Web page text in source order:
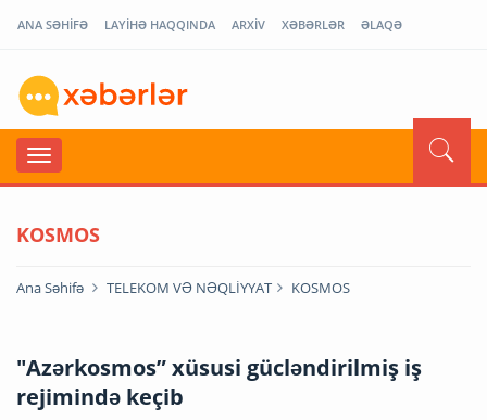
ANA SƏHİFƏ LAYİHƏ HAQQINDA ARXİV XƏBƏRLƏR ƏLAQƏ
KOSMOS
Ana Səhifə TELEKOM VƏ NƏQLİYYAT KOSMOS
"Azərkosmos” xüsusi gücləndirilmiş iş
rejimində keçib